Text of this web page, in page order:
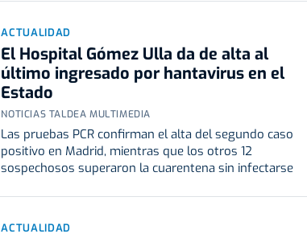
ACTUALIDAD
El Hospital Gómez Ulla da de alta al
último ingresado por hantavirus en el
Estado
NOTICIAS TALDEA MULTIMEDIA
Las pruebas PCR confirman el alta del segundo caso
positivo en Madrid, mientras que los otros 12
sospechosos superaron la cuarentena sin infectarse
ACTUALIDAD